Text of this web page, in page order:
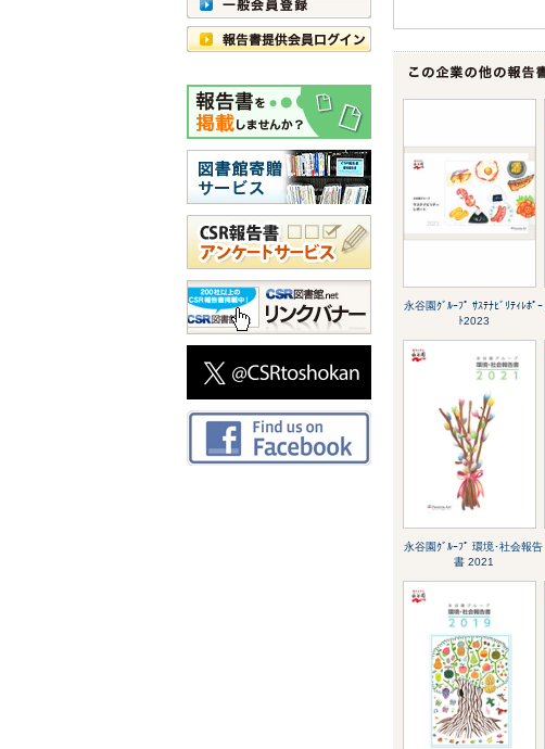
永谷園ｸﾞﾙｰﾌﾟ ｻｽﾃﾅﾋﾞﾘﾃｨﾚﾎﾟｰ
ﾄ2023
永谷園ｸﾞﾙｰﾌﾟ 環境･社会報告
書 2021